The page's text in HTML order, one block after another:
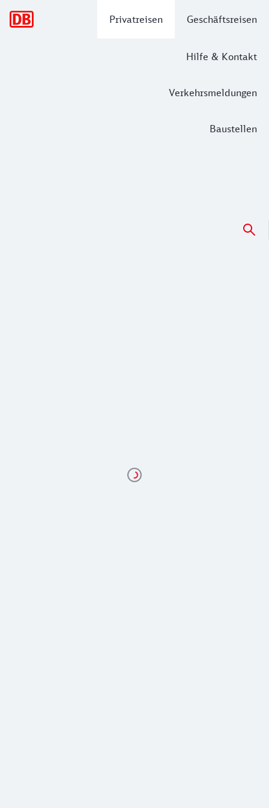
Privatreisen Geschäftsreisen
Hilfe & Kontakt
Verkehrsmeldungen
Baustellen